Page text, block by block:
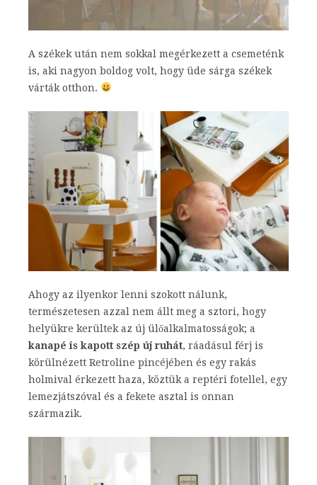
A székek után nem sokkal megérkezett a csemeténk
is, aki nagyon boldog volt, hogy üde sárga székek
várták otthon.
Ahogy az ilyenkor lenni szokott nálunk,
természetesen azzal nem állt meg a sztori, hogy
helyükre kerültek az új ülőalkalmatosságok; a
kanapé is kapott szép új ruhát, ráadásul férj is
körülnézett Retroline pincéjében és egy rakás
holmival érkezett haza, köztük a reptéri fotellel, egy
lemezjátszóval és a fekete asztal is onnan
származik.